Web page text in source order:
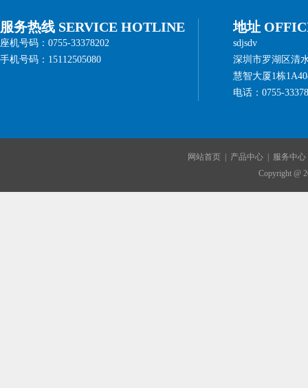
服务热线 SERVICE HOTLINE
座机号码：0755-33378202
手机号码：15112505080
地址
sdjsdv
深圳市罗湖区清
慧智大厦1栋
电话：0755-
网站首页 产品中心 服务中心
Copyright @